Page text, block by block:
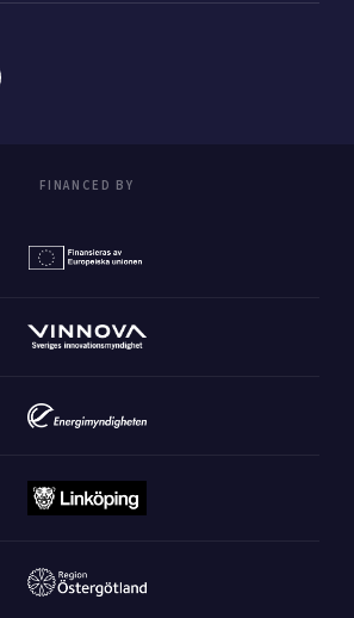
FINANCED BY